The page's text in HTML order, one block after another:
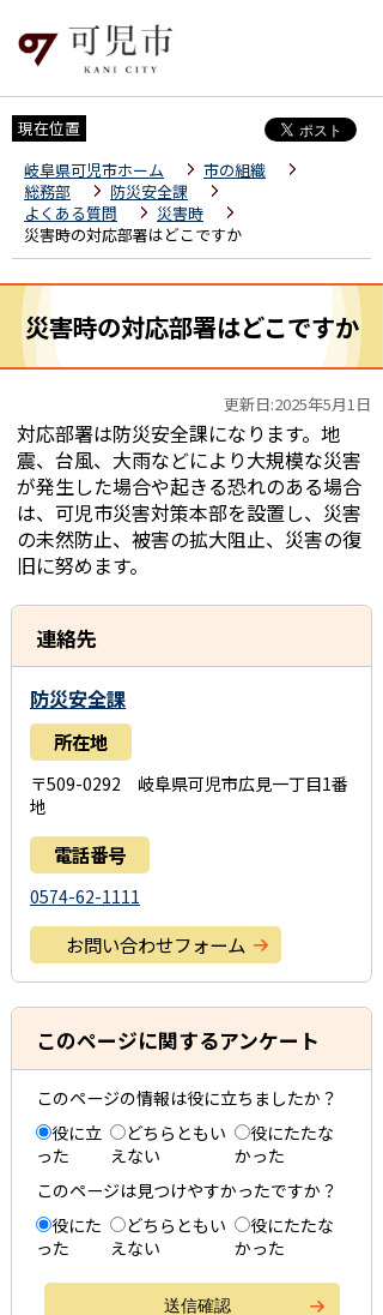
現在位置
岐阜県可児市ホーム
市の組織
総務部
防災安全課
よくある質問
災害時
災害時の対応部署はどこですか
災害時の対応部署はどこですか
更新日:2025年5月1日
対応部署は防災安全課になります。 地
震、台風、大雨などによ り大規模な災害
が発生した場合や起きる恐れのある場合
は、可児市災害対策本部を設置し、災害
の未然防止、被害の拡大阻止、災害の復
旧に努めます。
連絡先
防災安全課
所在地
〒509-0292 岐阜県可児市広見一丁目1番
地
電話番号
0574-62-1111
お問い合わせフォーム
このページに関するアンケート
このページの情報は役に立ちましたか？
役に立
った
どちらともい
えない
役にたたな
かった
このページは見つけやすかったですか？
役にた
った
どちらともい
えない
役にたたな
かった